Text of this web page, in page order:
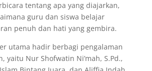
tentang apa yang diajarkan,
guru dan siswa belajar
penuh dan hati yang gembira.
utama hadir berbagi pengalaman
yaitu Nur Shofwatin Ni’mah, S.Pd.,